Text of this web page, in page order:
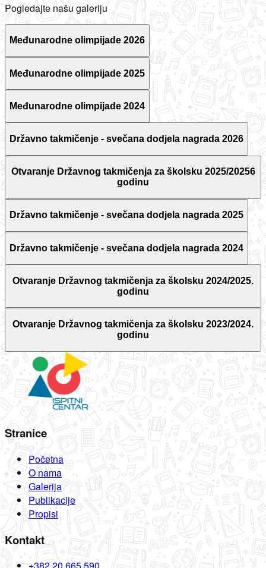
Pogledajte našu galeriju
Međunarodne olimpijade 2026
Međunarodne olimpijade 2025
Međunarodne olimpijade 2024
Državno takmičenje - svečana dodjela nagrada 2026
Otvaranje Državnog takmičenja za školsku 2025/20256
godinu
Državno takmičenje - svečana dodjela nagrada 2025
Državno takmičenje - svečana dodjela nagrada 2024
Otvaranje Državnog takmičenja za školsku 2024/2025.
godinu
Otvaranje Državnog takmičenja za školsku 2023/2024.
godinu
Stranice
Početna
O nama
Galerija
Publikacije
Propisi
Kontakt